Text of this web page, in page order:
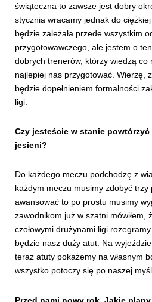
świąteczna to zawsze jest dobry
stycznia wracamy jednak do
będzie zależała przede wszystkim
przygotowawczego, ale jestem o
dobrych trenerów, którzy wiedzą co
najlepiej nas przygotować. Wierzę,
będzie dopełnieniem formalności
ligi.
Czy jesteście w stanie
jesieni?
Do każdego meczu podchodzę z
każdym meczu musimy zdobyć trzy
awansować to po prostu musimy
zawodnikom już w szatni mówiłem,
czołowymi drużynami ligi
będzie nasz duży atut. Na
teraz atuty pokażemy na własnym
wszystko potoczy się po naszej
Przed nami nowy rok. Jakie